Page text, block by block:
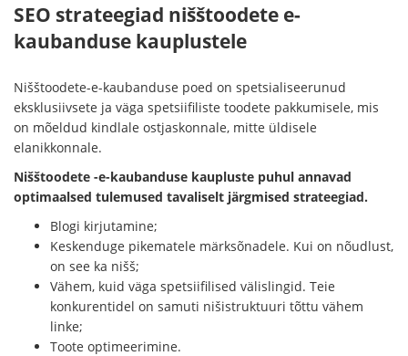
SEO strateegiad nišštoodete e-
kaubanduse kauplustele
Nišštoodete-e-kaubanduse poed on spetsialiseerunud
eksklusiivsete ja väga spetsiifiliste toodete pakkumisele, mis
on mõeldud kindlale ostjaskonnale, mitte üldisele
elanikkonnale.
Nišštoodete -e-kaubanduse kaupluste puhul annavad
optimaalsed tulemused tavaliselt järgmised strateegiad.
Blogi kirjutamine;
Keskenduge pikematele märksõnadele. Kui on nõudlust,
on see ka nišš;
Vähem, kuid väga spetsiifilised välislingid. Teie
konkurentidel on samuti nišistruktuuri tõttu vähem
linke;
Toote optimeerimine.